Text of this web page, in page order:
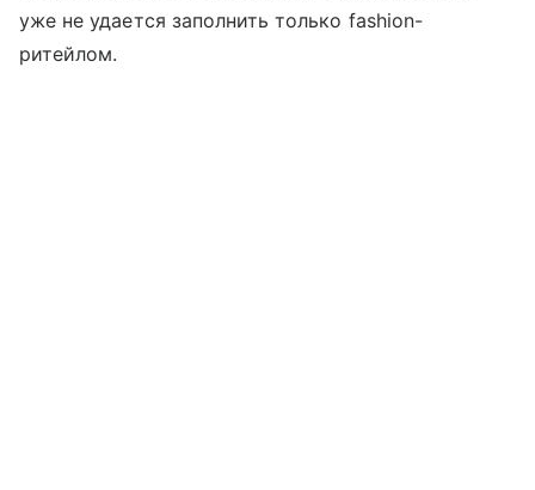
уже не удается заполнить только fashion-
ритейлом.